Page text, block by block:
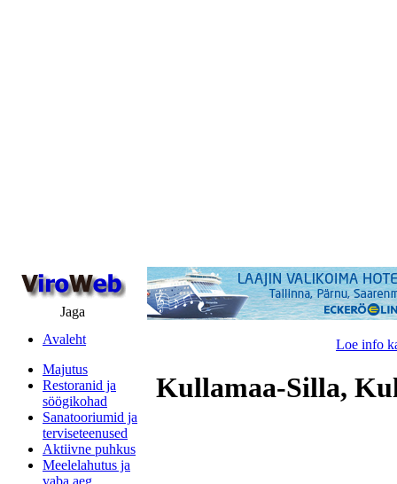
Jaga
Avaleht
Majutus
Restoranid ja
söögikohad
Sanatooriumid ja
terviseteenused
Aktiivne puhkus
Meelelahutus ja
vaba aeg
Loe info
Kullamaa-Silla,